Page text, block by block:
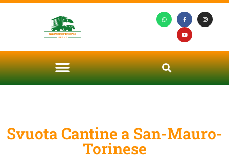
Svuota Cantine a San-Mauro-
Torinese